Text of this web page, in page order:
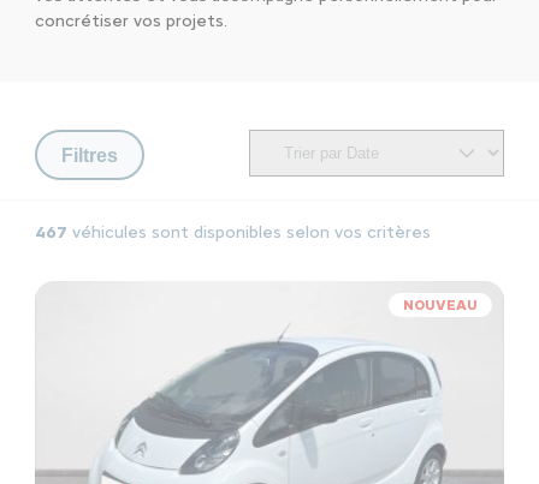
concrétiser vos projets.
Filtres
467 véhicules sont disponibles selon vos critères
NOUVEAU